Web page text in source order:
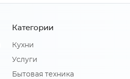
Категории
Кухни
Услуги
Бытовая техника